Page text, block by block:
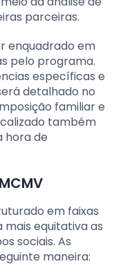
parceiras.
enquadrado em
pelo programa.
específicas e
detalhado no
familiar e
também
hora de
em faixas
equitativa as
sociais. As
maneira: